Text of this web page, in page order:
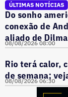
ÚLTIMAS NOTÍCIAS
Do sonho
conexão de
aliado de
08/08/2026 08:00
Rio terá calor,
de semana;
08/08/2026 06:30